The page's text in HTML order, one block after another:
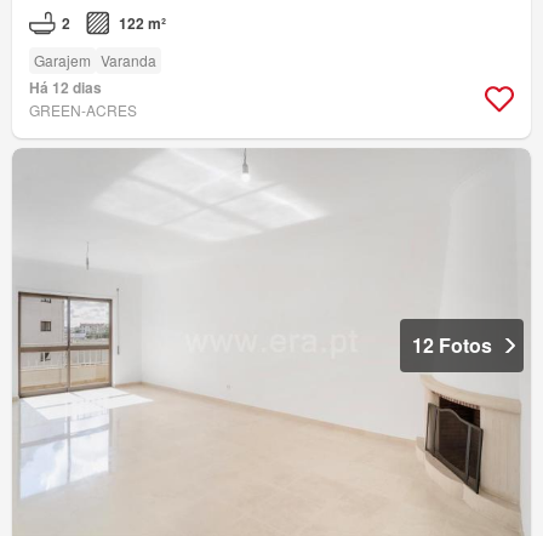
2 122 m²
Garajem Varanda
Há 12 dias
GREEN-ACRES
12 Fotos